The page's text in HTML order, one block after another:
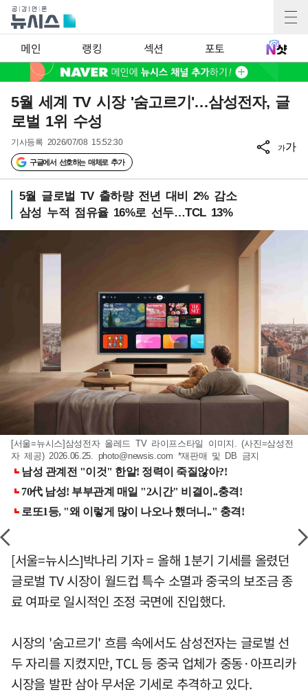
메인 랭킹 섹션 포토
5월 세계 TV 시장 '숨고르기'…삼성전자, 글
로벌 1위 수성
기사등록 2026/07/08 15:52:30
구글에서 선호하는 매체로 추가
가가
5월 글로벌 TV 출하량 전년 대비 2% 감소
삼성 누적 점유율 16%로 선두…TCL 13%
[서울=뉴시스]삼성전자 올레드 TV 라이프스타일 이미지. (사진=삼성전
자 제공) 2026.06.25. photo@newsis.com *재판매 및 DB 금지
[서울=뉴시스]박나리 기자 = 올해 1분기 기세를 올렸던
글로벌 TV 시장이 월드컵 특수 소멸과 중국의 보조금 종
료 여파로 일시적인 조정 국면에 진입했다.
시장의 '숨고르기' 흐름 속에서도 삼성전자는 글로벌 선
두 자리를 지켰지만, TCL 등 중국 업체가 중동·아프리카
시장을 발판 삼아 무서운 기세로 추격하고 있다.